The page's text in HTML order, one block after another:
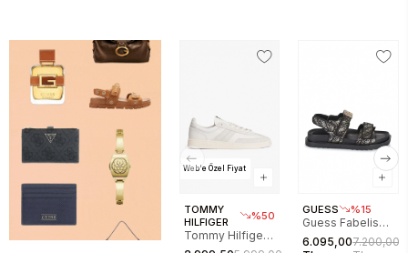
Web'e Özel Fiyat
TOMMY
HILFIGER
%50
Tommy Hilfiger
The Greenwich
GUESS %15
Guess Fabelis
Kadın Sandalet
6.095,007.200,00